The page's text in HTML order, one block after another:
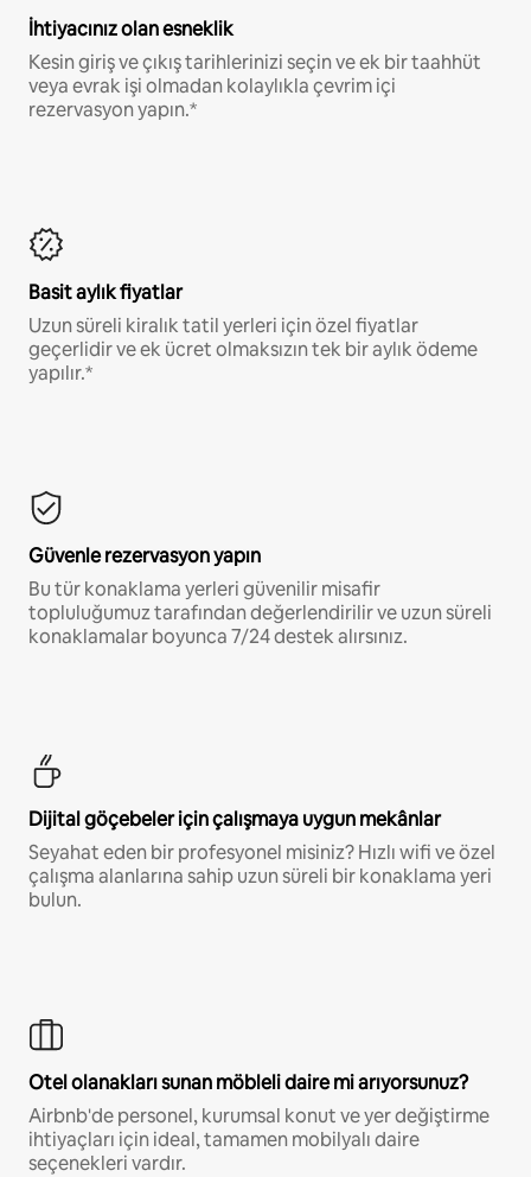
İhtiyacınız olan esneklik
Kesin giriş ve çıkış tarihlerinizi seçin ve ek bir taahhüt
veya evrak işi olmadan kolaylıkla çevrim içi
rezervasyon yapın.*
Basit aylık fiyatlar
Uzun süreli kiralık tatil yerleri için özel fiyatlar
geçerlidir ve ek ücret olmaksızın tek bir aylık ödeme
yapılır.*
Güvenle rezervasyon yapın
Bu tür konaklama yerleri güvenilir misafir
topluluğumuz tarafından değerlendirilir ve uzun süreli
konaklamalar boyunca 7/24 destek alırsınız.
Dijital göçebeler için çalışmaya uygun mekânlar
Seyahat eden bir profesyonel misiniz? Hızlı wifi ve özel
çalışma alanlarına sahip uzun süreli bir konaklama yeri
bulun.
Otel olanakları sunan möbleli daire mi arıyorsunuz?
Airbnb'de personel, kurumsal konut ve yer değiştirme
ihtiyaçları için ideal, tamamen mobilyalı daire
seçenekleri vardır.